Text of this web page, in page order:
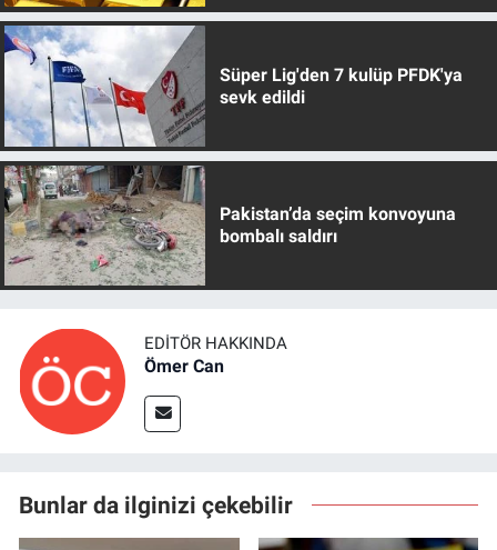
Süper Lig'den 7 kulüp PFDK'ya
sevk edildi
Pakistan’da seçim konvoyuna
bombalı saldırı
EDITÖR HAKKINDA
Ömer Can
Bunlar da ilginizi çekebilir